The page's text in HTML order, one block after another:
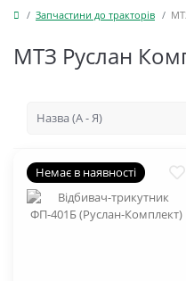
Запчастини до тракторів
МТЗ Руслан
Немає в наявності